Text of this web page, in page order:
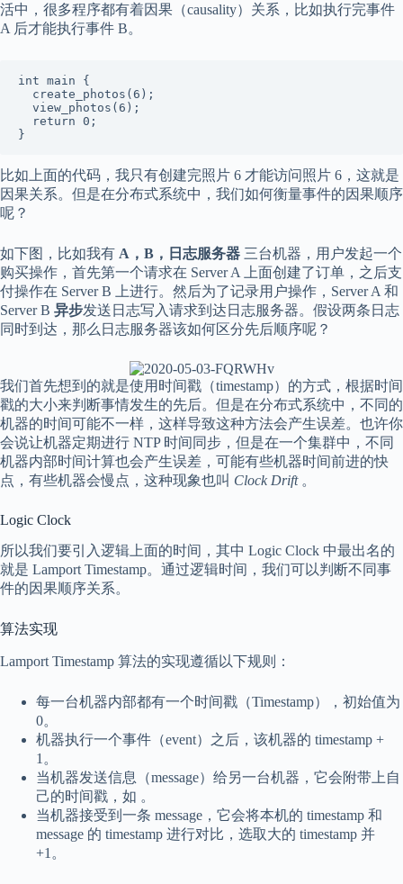
活中，很多程序都有着因果（causality）关系，比如执行完事件
A 后才能执行事件 B。
int main {
}
比如上面的代码，我只有创建完照片 6 才能访问照片 6，这就是
因果关系。但是在分布式系统中，我们如何衡量事件的因果顺序
呢？
如下图，比如我有 A，B，日志服务器 三台机器，用户发起一个
购买操作，首先第一个请求在 Server A 上面创建了订单，之后支
付操作在 Server B 上进行。然后为了记录用户操作，Server A 和
Server B 异步发送日志写入请求到达日志服务器。假设两条日志
同时到达，那么日志服务器该如何区分先后顺序呢？
我们首先想到的就是使用时间戳（timestamp）的方式，根据时间
戳的大小来判断事情发生的先后。但是在分布式系统中，不同的
机器的时间可能不一样，这样导致这种方法会产生误差。也许你
会说让机器定期进行 NTP 时间同步，但是在一个集群中，不同
机器内部时间计算也会产生误差，可能有些机器时间前进的快
点，有些机器会慢点，这种现象也叫 Clock Drift。
Logic Clock
所以我们要引入逻辑上面的时间，其中 Logic Clock 中最出名的
就是 Lamport Timestamp。通过逻辑时间，我们可以判断不同事
件的因果顺序关系。
算法实现
Lamport Timestamp 算法的实现遵循以下规则：
每一台机器内部都有一个时间戳（Timestamp），初始值为
0。
机器执行一个事件（event）之后，该机器的 timestamp +
1。
当机器发送信息（message）给另一台机器，它会附带上自
己的时间戳，如 。
当机器接受到一条 message，它会将本机的 timestamp 和
message 的 timestamp 进行对比，选取大的 timestamp 并
+1。